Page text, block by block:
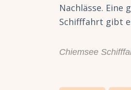
Nachlässe. Eine
Schifffahrt gibt
Chiemsee